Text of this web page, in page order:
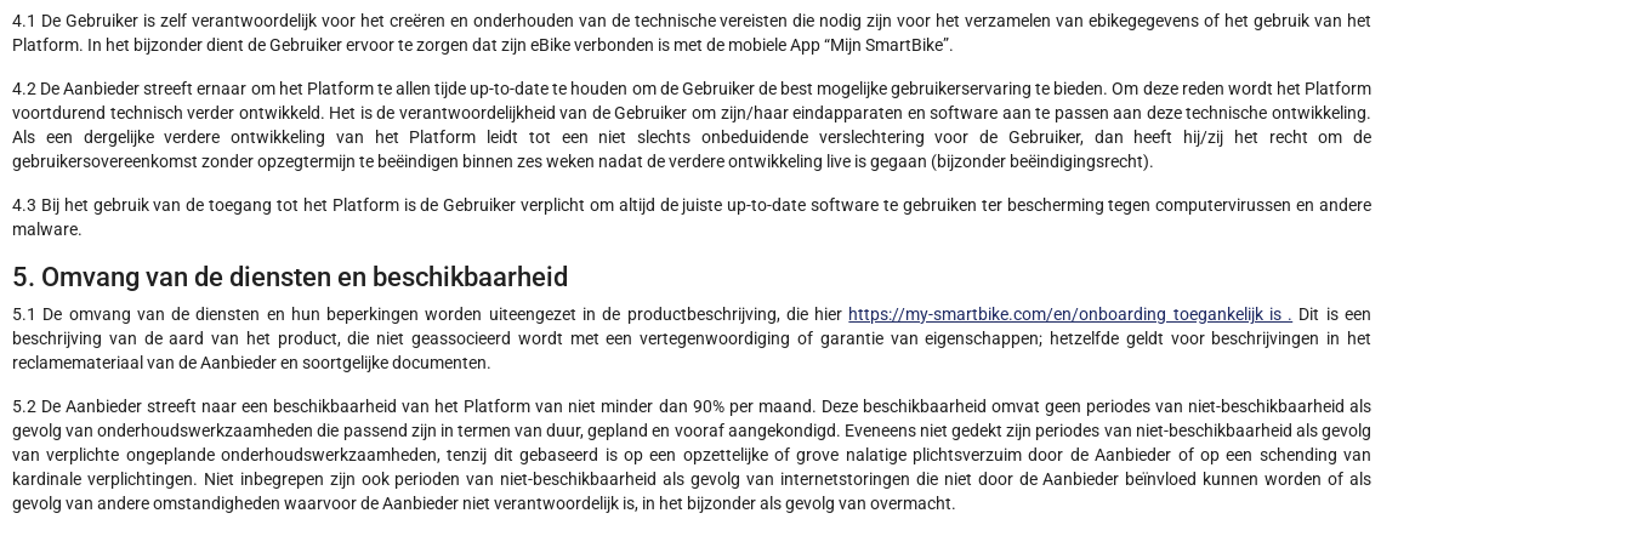
4.1 De Gebruiker is zelf verantwoordelijk voor het creëren en onderhouden van de technische vereisten die nodig zijn voor het verzamelen van ebikegegevens of het gebruik van het
Platform. In het bijzonder dient de Gebruiker ervoor te zorgen dat zijn eBike verbonden is met de mobiele App “Mijn SmartBike”.
4.2 De Aanbieder streeft ernaar om het Platform te allen tijde up-to-date te houden om de Gebruiker de best mogelijke gebruikerservaring te bieden. Om deze reden wordt het Platform
voortdurend technisch verder ontwikkeld. Het is de verantwoordelijkheid van de Gebruiker om zijn/haar eindapparaten en software aan te passen aan deze technische ontwikkeling.
Als een dergelijke verdere ontwikkeling van het Platform leidt tot een niet slechts onbeduidende verslechtering voor de Gebruiker, dan heeft hij/zij het recht om de
gebruikersovereenkomst zonder opzegtermijn te beëindigen binnen zes weken nadat de verdere ontwikkeling live is gegaan (bijzonder beëindigingsrecht).
4.3 Bij het gebruik van de toegang tot het Platform is de Gebruiker verplicht om altijd de juiste up-to-date software te gebruiken ter bescherming tegen computervirussen en andere
malware.
5. Omvang van de diensten en beschikbaarheid
5.1 De omvang van de diensten en hun beperkingen worden uiteengezet in de productbeschrijving, die hier https://my-smartbike.com/en/onboarding toegankelijk is . Dit is een
beschrijving van de aard van het product, die niet geassocieerd wordt met een vertegenwoordiging of garantie van eigenschappen; hetzelfde geldt voor beschrijvingen in het
reclamemateriaal van de Aanbieder en soortgelijke documenten.
5.2 De Aanbieder streeft naar een beschikbaarheid van het Platform van niet minder dan 90% per maand. Deze beschikbaarheid omvat geen periodes van niet-beschikbaarheid als
gevolg van onderhoudswerkzaamheden die passend zijn in termen van duur, gepland en vooraf aangekondigd. Eveneens niet gedekt zijn periodes van niet-beschikbaarheid als gevolg
van verplichte ongeplande onderhoudswerkzaamheden, tenzij dit gebaseerd is op een opzettelijke of grove nalatige plichtsverzuim door de Aanbieder of op een schending van
kardinale verplichtingen. Niet inbegrepen zijn ook perioden van niet-beschikbaarheid als gevolg van internetstoringen die niet door de Aanbieder beïnvloed kunnen worden of als
gevolg van andere omstandigheden waarvoor de Aanbieder niet verantwoordelijk is, in het bijzonder als gevolg van overmacht.